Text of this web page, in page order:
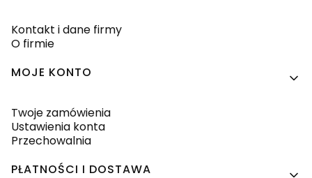
Kontakt i dane firmy
O firmie
MOJE KONTO
Twoje zamówienia
Ustawienia konta
Przechowalnia
PŁATNOŚCI I DOSTAWA